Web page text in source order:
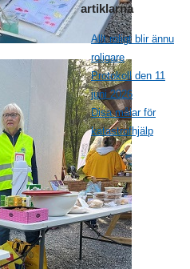
artiklarna
Allt roligt blir ännu
roligare
Protokoll den 11
juni 2026
Disa målar för
katastrofhjälp